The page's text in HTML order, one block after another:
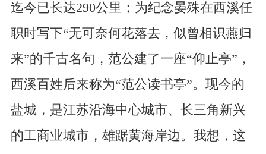
迄今已长达290公里；为纪念晏殊在西溪任
职时写下“无可奈何花落去，似曾相识燕归
来”的千古名句，范公建了一座“仰止亭”，
西溪百姓后来称为“范公读书亭”。现今的
盐城，是江苏沿海中心城市、长三角新兴
的工商业城市，雄踞黄海岸边。我想，这